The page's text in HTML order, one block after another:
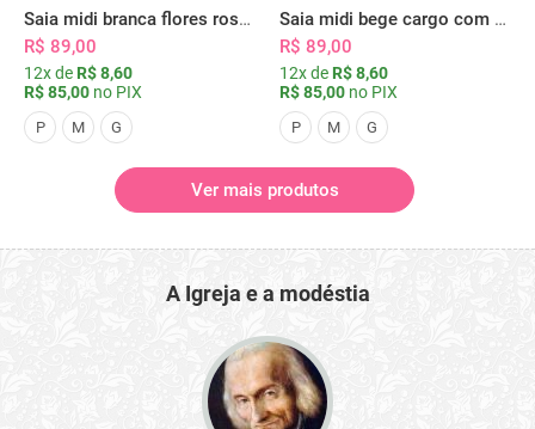
Saia midi branca flores rosas com bolsos
R$ 89,00
12x de R$ 8,60
R$ 85,00 no PIX
P M G
Saia midi bege cargo com bolsos
R$ 89,00
12x de R$ 8,60
R$ 85,00 no PIX
P M G
Ver mais produtos
A Igreja e a modéstia